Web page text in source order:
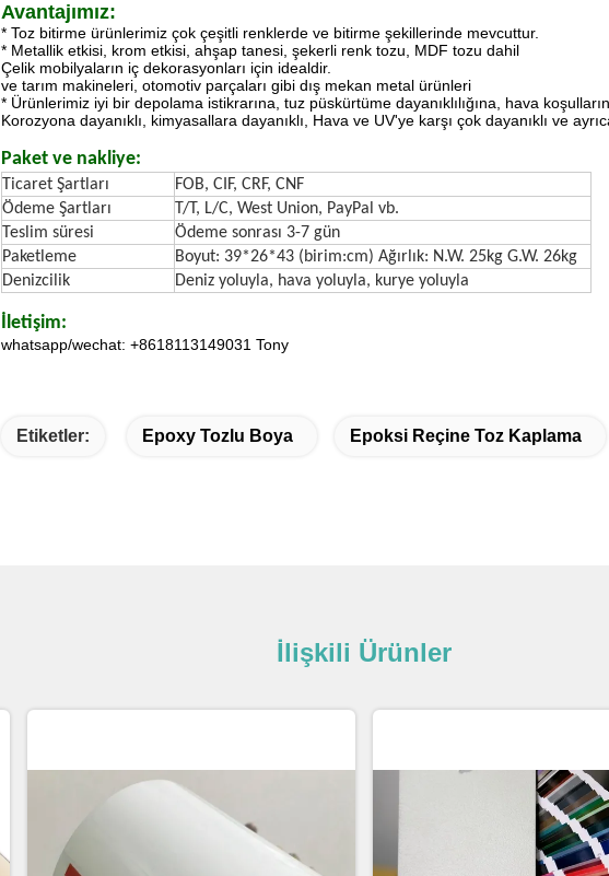
Avantajımız:
* Toz bitirme ürünlerimiz çok çeşitli renklerde ve bitirme şekillerinde mevcuttur.
* Metallik etkisi, krom etkisi, ahşap tanesi, şekerli renk tozu, MDF tozu dahil
Çelik mobilyaların iç dekorasyonları için idealdir.
ve tarım makineleri, otomotiv parçaları gibi dış mekan metal ürünleri
* Ürünlerimiz iyi bir depolama istikrarına, tuz püskürtüme dayanıklılığına, hava
Korozyona dayanıklı, kimyasallara dayanıklı, Hava ve UV'ye karşı çok dayanıklı ve
Paket ve nakliye:
Ticaret Şartları
FOB, CIF, CRF, CNF
Ödeme Şartları
T/T, L/C, West Union, PayPal vb.
Teslim süresi
Ödeme sonrası 3-7 gün
Paketleme
Boyut: 39*26*43 (birim:cm) Ağırlık: N.W. 25kg G.W. 26kg
Denizcilik
Deniz yoluyla, hava yoluyla, kurye yoluyla
İletişim:
whatsapp/wechat: +8618113149031 Tony
Etiketler: Epoxy Tozlu Boya Epoksi Reçine Toz Kaplama
İlişkili Ürünler